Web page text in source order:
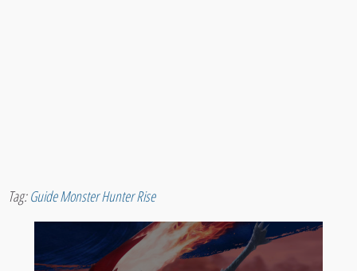
Tag:Guide Monster Hunter Rise